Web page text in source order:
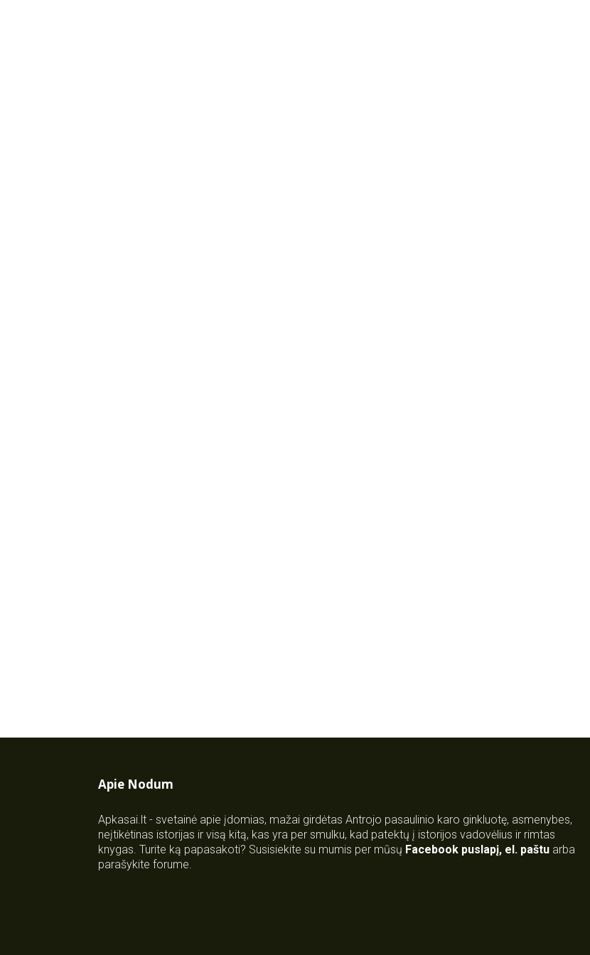
Apie Nodum
Apkasai.lt - svetainė apie įdomias, mažai girdėtas Antrojo pasaulinio karo ginkluotę, asmenybes,
neįtikėtinas istorijas ir visą kitą, kas yra per smulku, kad patektų į istorijos vadovėlius ir rimtas
knygas. Turite ką papasakoti? Susisiekite su mumis per mūsų Facebook puslapį, el. paštu arba
parašykite forume.